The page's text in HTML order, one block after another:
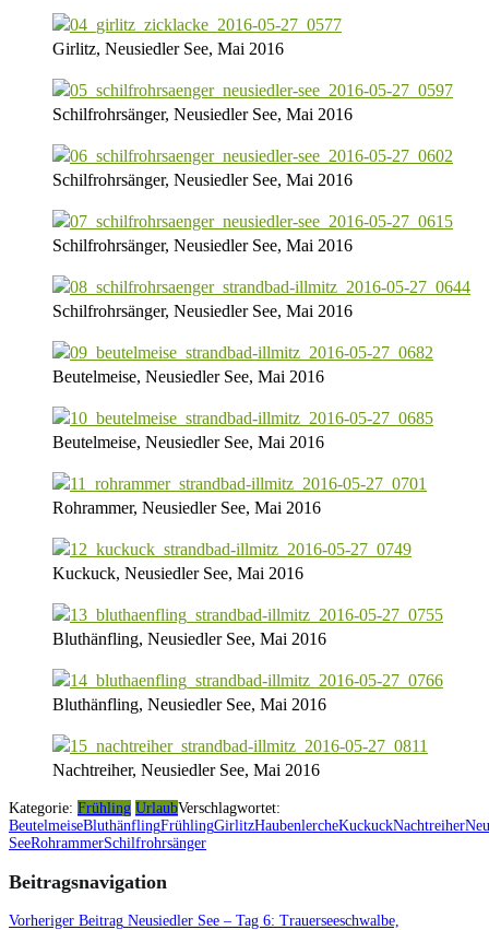
Girlitz, Neusiedler See, Mai 2016
Schilfrohrsänger, Neusiedler See, Mai 2016
Schilfrohrsänger, Neusiedler See, Mai 2016
Schilfrohrsänger, Neusiedler See, Mai 2016
Schilfrohrsänger, Neusiedler See, Mai 2016
Beutelmeise, Neusiedler See, Mai 2016
Beutelmeise, Neusiedler See, Mai 2016
Rohrammer, Neusiedler See, Mai 2016
Kuckuck, Neusiedler See, Mai 2016
Bluthänfling, Neusiedler See, Mai 2016
Bluthänfling, Neusiedler See, Mai 2016
Nachtreiher, Neusiedler See, Mai 2016
Kategorie: Frühling UrlaubVerschlagwortet:
BeutelmeiseBluthänflingFrühlingGirlitzHaubenlercheKuckuckNachtreiher
SeeRohrammerSchilfrohrsänger
Beitragsnavigation
Vorheriger Beitrag Neusiedler See – Tag 6: Trauerseeschwalbe,